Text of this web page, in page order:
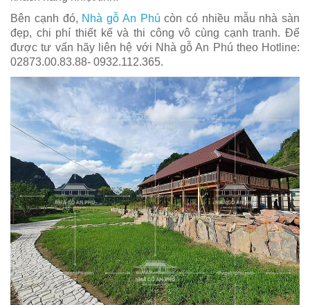
Bên cạnh đó, Nhà gỗ An Phú còn có nhiều mẫu nhà sàn
đẹp, chi phí thiết kế và thi công vô cùng cạnh tranh. Để
được tư vấn hãy liên hệ với Nhà gỗ An Phú theo Hotline:
02873.00.83.88- 0932.112.365.